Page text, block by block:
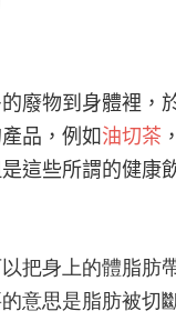
廢物到身體裡，
品，例如 油切茶
這些所謂的健康
把身上的體脂肪
意思是脂肪被切